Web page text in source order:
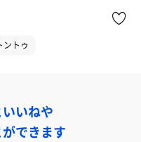
トゥ
いねや
できます